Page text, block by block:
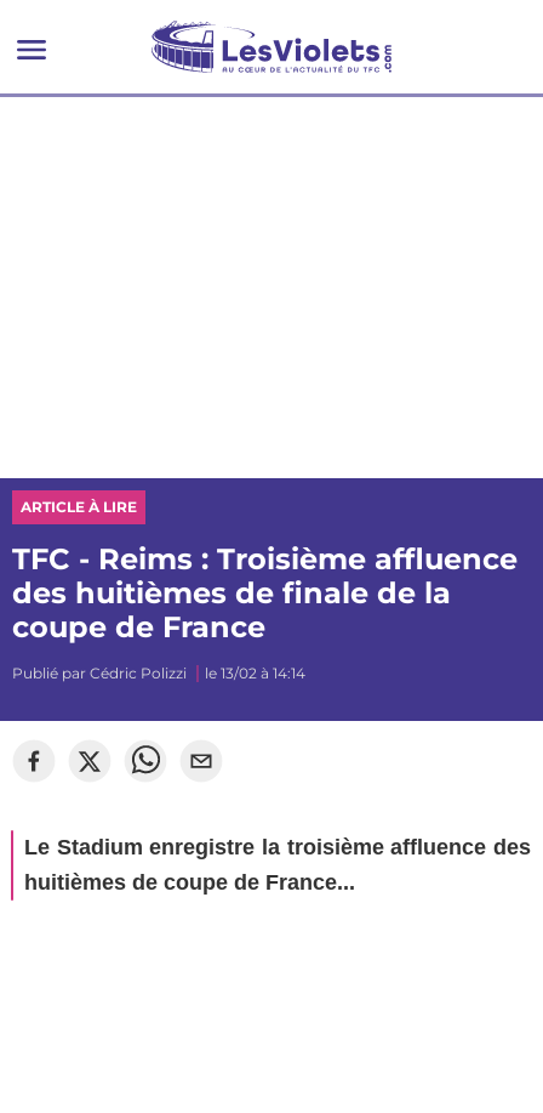
ARTICLE À LIRE
TFC - Reims : Troisième affluence
des huitièmes de finale de la
coupe de France
Publié par Cédric Polizzi le 13/02 à 14:14
Le Stadium enregistre la troisième affluence des
huitièmes de coupe de France...